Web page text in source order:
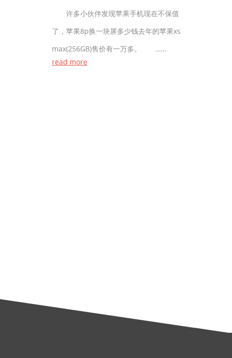
许多小伙伴发现苹果手机现在不保值
了，苹果8p换一块屏多少钱去年的苹果xs
max(256GB)售价有一万多。 ……
read more